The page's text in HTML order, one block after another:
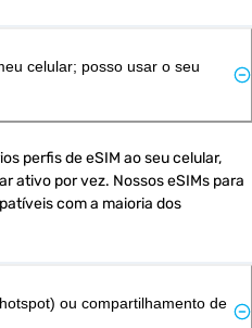
celular; posso usar o seu
perfis de eSIM ao seu celular,
ativo por vez. Nossos eSIMs para
com a maioria dos
ou compartilhamento de